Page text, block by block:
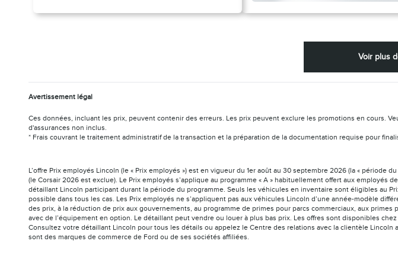
Voir plus
Avertissement légal
Ces données, incluant les prix, peuvent contenir des erreurs. Les prix peuvent exclure les promotions en cours.
d'assurances non inclus.
* Frais couvrant le traitement administratif de la transaction et la préparation de la documentation requise pour
L’offre Prix employés Lincoln (le « Prix employés ») est en vigueur du 1er août au 30 septembre 2026 (la « période
(le Corsair 2026 est exclue). Le Prix employés s’applique au programme « A » habituellement offert aux
détaillant Lincoln participant durant la période du programme. Seuls les véhicules en inventaire sont éligibles au
possible dans tous les cas. Les Prix employés ne s’appliquent pas aux véhicules Lincoln d’une année-modèle
des prix, à la réduction de prix aux gouvernements, au programme de primes pour parcs commerciaux, aux
avec de l’équipement en option. Le détaillant peut vendre ou louer à plus bas prix. Les offres sont disponibles
Consultez votre détaillant Lincoln pour tous les détails ou appelez le Centre des relations avec la clientèle
sont des marques de commerce de Ford ou de ses sociétés affiliées.